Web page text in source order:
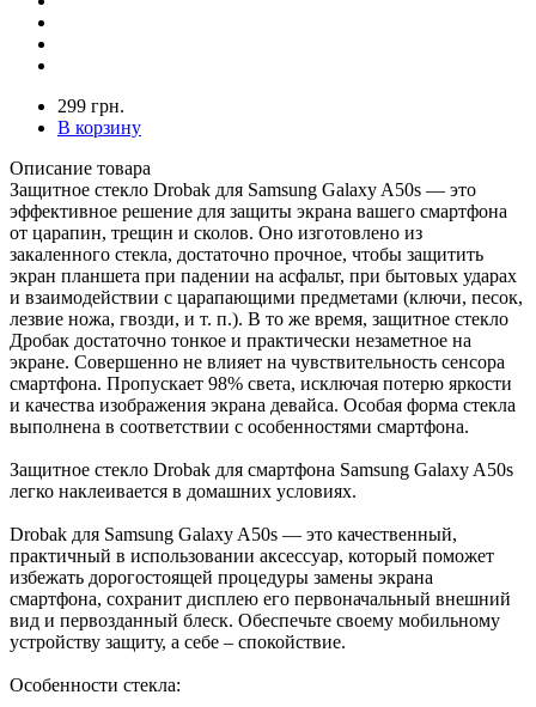
299 грн.
В корзину
Описание товара
Защитное стекло Drobak для Samsung Galaxy A50s — это
эффективное решение для защиты экрана вашего смартфона
от царапин, трещин и сколов. Оно изготовлено из
закаленного стекла, достаточно прочное, чтобы защитить
экран планшета при падении на асфальт, при бытовых ударах
и взаимодействии с царапающими предметами (ключи, песок,
лезвие ножа, гвозди, и т. п.). В то же время, защитное стекло
Дробак достаточно тонкое и практически незаметное на
экране. Совершенно не влияет на чувствительность сенсора
смартфона. Пропускает 98% света, исключая потерю яркости
и качества изображения экрана девайса. Особая форма стекла
выполнена в соответствии с особенностями смартфона.
Защитное стекло Drobak для смартфона Samsung Galaxy A50s
легко наклеивается в домашних условиях.
Drobak для Samsung Galaxy A50s — это качественный,
практичный в использовании аксессуар, который поможет
избежать дорогостоящей процедуры замены экрана
смартфона, сохранит дисплею его первоначальный внешний
вид и первозданный блеск. Обеспечьте своему мобильному
устройству защиту, а себе – спокойствие.
Особенности стекла: